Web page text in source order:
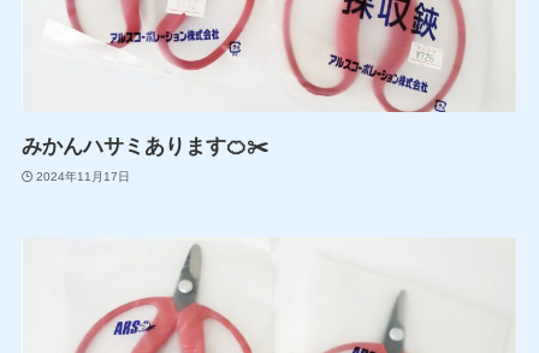
みかんハサミあります🍊✂️
2024年11月17日